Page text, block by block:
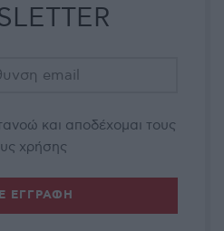
και αποδέχομαι τους
χρήσης